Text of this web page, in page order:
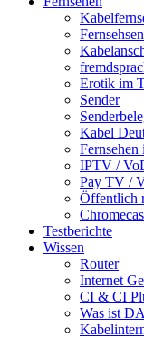
Erotik im
Sender
Kabel
IPTV /
Pay TV /
Öffentlich
Testberichte
Wissen
Router
Internet
CI & CI
Was ist